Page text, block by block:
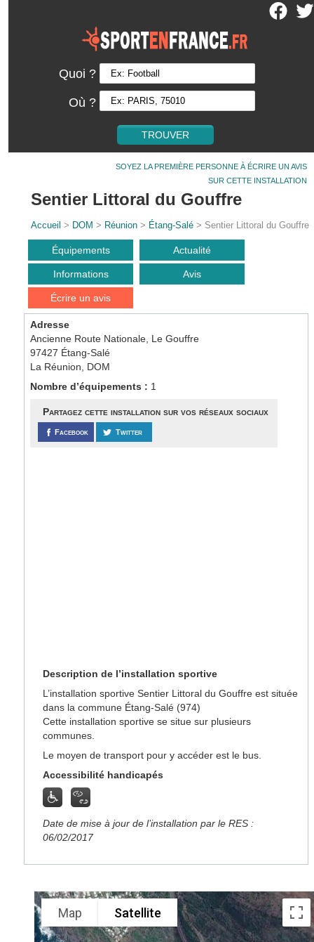
Quoi ?
Où ?
SOYEZ LA PREMIÈRE PERSONNE À ÉCRIRE UN AVIS
SUR CETTE INSTALLATION
Sentier Littoral du Gouffre
Accueil > DOM > Réunion > Étang-Salé > Sentier Littoral du Gouffre
Équipements Actualité
Informations Avis
Écrire un avis
Adresse
Ancienne Route Nationale, Le Gouffre
97427 Étang-Salé
La Réunion, DOM
Nombre d’équipements : 1
Partagez cette installation sur vos réseaux sociaux
Facebook Twitter
Description de l’installation sportive
L’installation sportive Sentier Littoral du Gouffre est située
dans la commune Étang-Salé (974)
Cette installation sportive se situe sur plusieurs
communes.
Le moyen de transport pour y accéder est le bus.
Accessibilité handicapés
Date de mise à jour de l’installation par le RES :
06/02/2017
Map Satellite